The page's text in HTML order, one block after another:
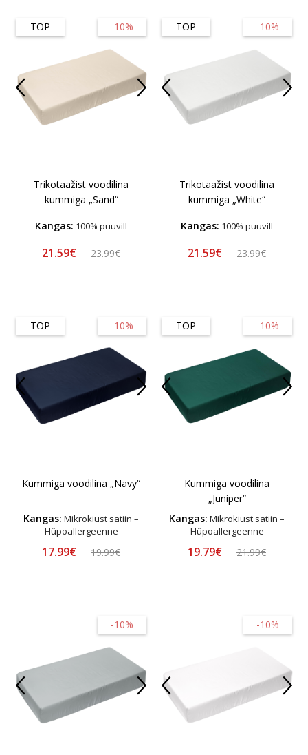
-10%
TOP
Trikotaažist voodilina
kummiga „Sand“
Kangas: 100% puuvill
21.59€ 23.99€
-10%
TOP
Trikotaažist voodilina
kummiga „White“
Kangas: 100% puuvill
21.59€ 23.99€
-10%
TOP
Kummiga voodilina „Navy“
Kangas: Mikrokiust satiin –
Hüpoallergeenne
17.99€ 19.99€
-10%
TOP
Kummiga voodilina
„Juniper“
Kangas: Mikrokiust satiin –
Hüpoallergeenne
19.79€ 21.99€
-10% -10%